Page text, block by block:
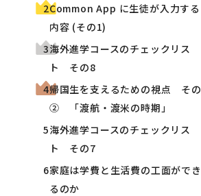
Common App に生徒が入力する
内容 (その1)
海外進学コースのチェックリス
ト その8
帰国生を支えるための視点 その
② 「渡航・渡米の時期」
海外進学コースのチェックリス
ト その7
家庭は学費と生活費の工面ができ
るのか